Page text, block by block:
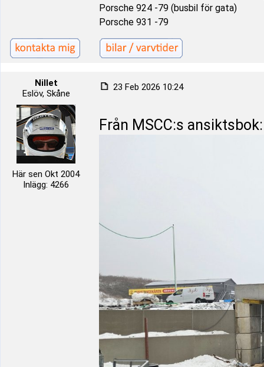
Porsche 924 -79 (busbil för gata)
Porsche 931 -79
Nillet
Eslöv, Skåne
Här sen Okt 2004
Inlägg: 4266
23 Feb 2026 10:24
Från MSCC:s ansiktsbok: